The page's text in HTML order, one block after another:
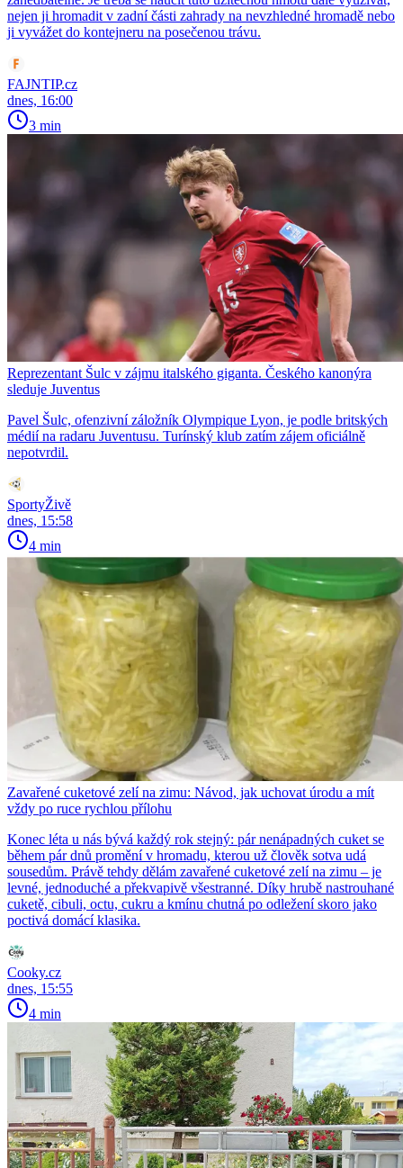
nejen ji hromadit v zadní části zahrady na nevzhledné hromadě nebo
ji vyvážet do kontejneru na posečenou trávu.
FAJNTIP.cz
dnes, 16:00
3 min
Reprezentant Šulc v zájmu italského giganta. Českého kanonýra
sleduje Juventus
Pavel Šulc, ofenzivní záložník Olympique Lyon, je podle britských
médií na radaru Juventusu. Turínský klub zatím zájem oficiálně
nepotvrdil.
SportyŽivě
dnes, 15:58
4 min
Zavařené cuketové zelí na zimu: Návod, jak uchovat úrodu a mít
vždy po ruce rychlou přílohu
Konec léta u nás bývá každý rok stejný: pár nenápadných cuket se
během pár dnů promění v hromadu, kterou už člověk sotva udá
sousedům. Právě tehdy dělám zavařené cuketové zelí na zimu – je
levné, jednoduché a překvapivě všestranné. Díky hrubě nastrouhané
cuketě, cibuli, octu, cukru a kmínu chutná po odležení skoro jako
poctivá domácí klasika.
Cooky.cz
dnes, 15:55
4 min